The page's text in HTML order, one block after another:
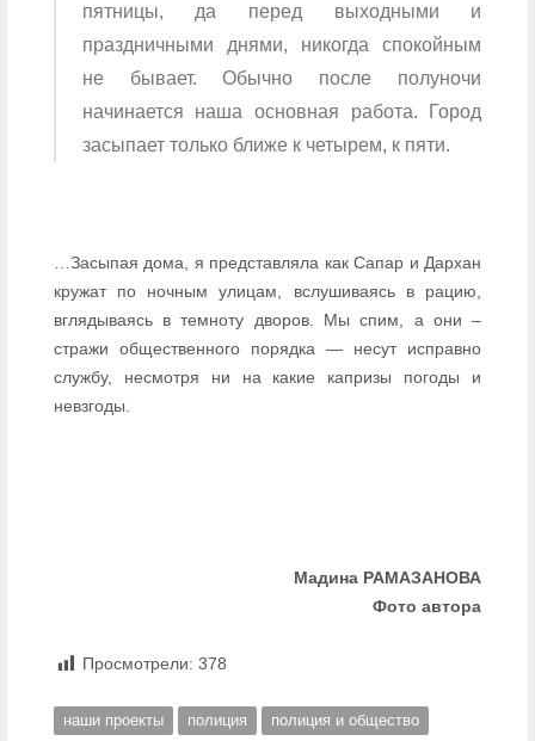
пятницы, да перед выходными и
праздничными днями, никогда спокойным
не бывает. Обычно после полуночи
начинается наша основная работа. Город
засыпает только ближе к четырем, к пяти.
…Засыпая дома, я представляла как Сапар и Дархан
кружат по ночным улицам, вслушиваясь в рацию,
вглядываясь в темноту дворов. Мы спим, а они –
стражи общественного порядка — несут исправно
службу, несмотря ни на какие капризы погоды и
невзгоды.
Мадина РАМАЗАНОВА
Фото автора
Просмотрели: 378
наши проекты полиция полиция и общество